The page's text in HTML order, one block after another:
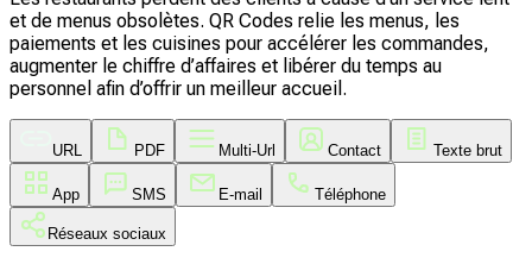
et de menus obsolètes. QR Codes relie les menus, les
paiements et les cuisines pour accélérer les commandes,
augmenter le chiffre d’affaires et libérer du temps au
personnel afin d’offrir un meilleur accueil.
URL PDF Multi-Url Contact Texte brut
App SMS E-mail Téléphone
Réseaux sociaux